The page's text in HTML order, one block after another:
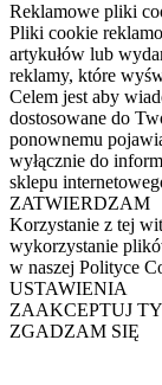
Reklamowe pliki
Pliki cookie
artykułów lub
reklamy, które
Celem jest aby
dostosowane do
ponownemu
wyłącznie do
sklepu
ZATWIERDZAM
Korzystanie z tej
wykorzystanie
w naszej Polityce
USTAWIENIA
ZAAKCEPTUJ
ZGADZAM SIĘ